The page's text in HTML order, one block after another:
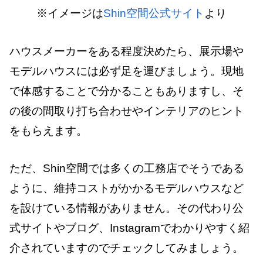
※イメージはShin空間公式サイト より
ハウスメーカーをある程度決めたら、展示場や
モデルハウスには必ず足を運びましょう。現地
で体感することで分かることもありますし、そ
の後の間取り打ち合わせやインテリアのヒント
をもらえます。
ただ、Shin空間では多くの工務店でそうである
ように、維持コストがかかるモデルハウスなど
を設けている情報がありません。その代わり公
式サイトやブログ、Instagramでわかりやすく紹
介されていますのでチェックしてみましょう。